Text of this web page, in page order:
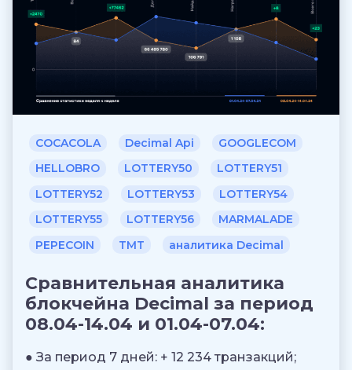
COCACOLA Decimal Api
GOOGLECOM
HELLOBRO
LOTTERY50
LOTTERY51
LOTTERY52
LOTTERY53
LOTTERY54
LOTTERY55
LOTTERY56
MARMALADE
PEPECOIN
TMT аналитика Decimal
Сравнительная аналитика
блокчейна Decimal за период
08.04-14.04 и 01.04-07.04:
● За период 7 дней: + 12 234 транзакций;